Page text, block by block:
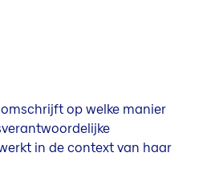
op welke manier
in de context van haar